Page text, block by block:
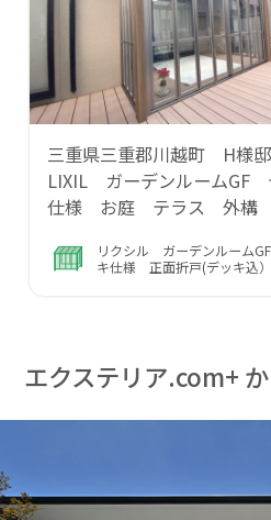
三重県三重郡川越町 H様
LIXIL ガーデンルームGF
仕様 お庭 テラス 外構
リクシル ガーデンルーム
キ仕様 正面折戸(デッキ込）
エクステリア.com+